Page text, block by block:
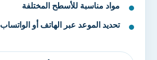
مواد مناسبة للأسطح المختلفة
تحديد الموعد عبر الهاتف أو الواتساب